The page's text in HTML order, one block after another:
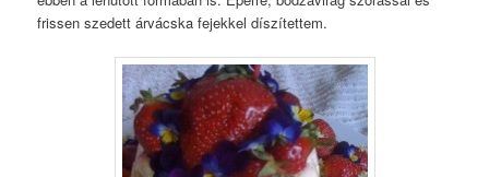
frissen szedett árvácska fejekkel díszítettem.